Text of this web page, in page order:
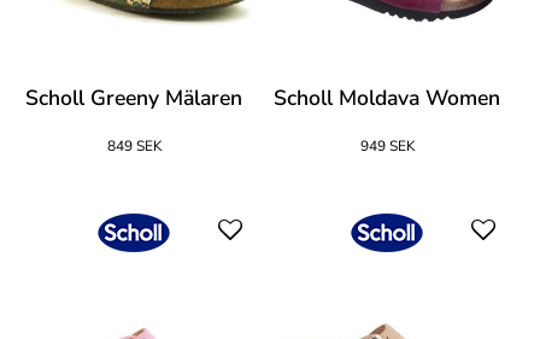
Scholl Greeny Mälaren
849 SEK
Scholl Moldava Women
949 SEK